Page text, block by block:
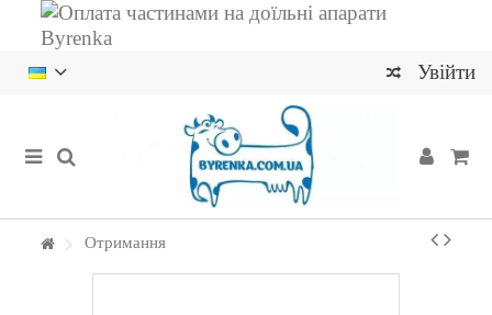
Увійти
Отримання